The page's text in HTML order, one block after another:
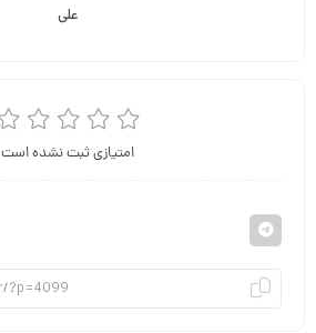
علی
امتیازی ثبت نشده است